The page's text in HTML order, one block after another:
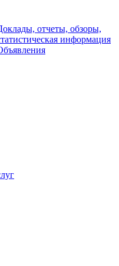
отчеты, обзоры,
информация